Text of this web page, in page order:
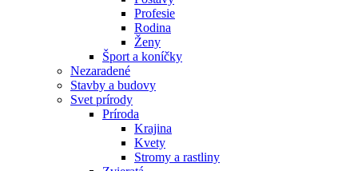
Profesie
Rodina
Ženy
Šport a koníčky
Nezaradené
Stavby a budovy
Svet prírody
Príroda
Krajina
Kvety
Stromy a rastliny